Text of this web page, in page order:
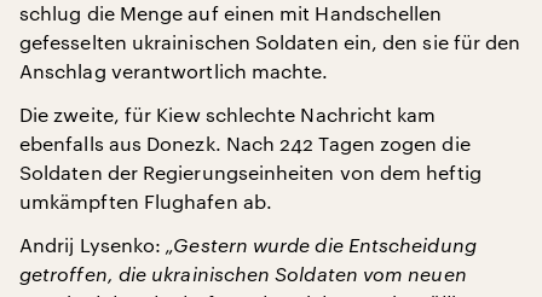
schlug die Menge auf einen mit Handschellen
gefesselten ukrainischen Soldaten ein, den sie für den
Anschlag verantwortlich machte.
Die zweite, für Kiew schlechte Nachricht kam
ebenfalls aus Donezk. Nach 242 Tagen zogen die
Soldaten der Regierungseinheiten von dem heftig
umkämpften Flughafen ab.
Andrij Lysenko: „Gestern wurde die Entscheidung
getroffen, die ukrainischen Soldaten vom neuen